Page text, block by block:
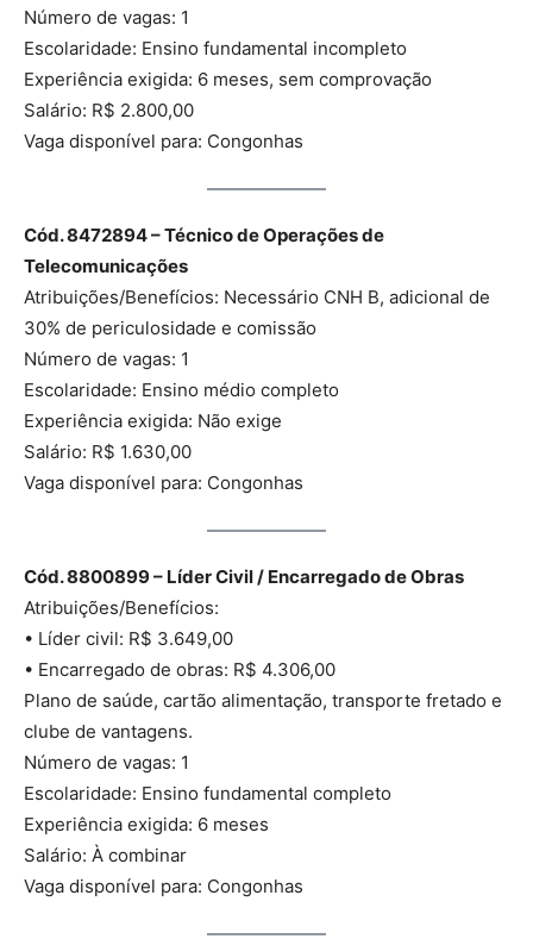
Número de vagas: 1
Escolaridade: Ensino fundamental incompleto
Experiência exigida: 6 meses, sem comprovação
Salário: R$ 2.800,00
Vaga disponível para: Congonhas
Cód. 8472894 – Técnico de Operações de
Telecomunicações
Atribuições/Benefícios: Necessário CNH B, adicional de
30% de periculosidade e comissão
Número de vagas: 1
Escolaridade: Ensino médio completo
Experiência exigida: Não exige
Salário: R$ 1.630,00
Vaga disponível para: Congonhas
Cód. 8800899 – Líder Civil / Encarregado de Obras
Atribuições/Benefícios:
• Líder civil: R$ 3.649,00
• Encarregado de obras: R$ 4.306,00
Plano de saúde, cartão alimentação, transporte fretado e
clube de vantagens.
Número de vagas: 1
Escolaridade: Ensino fundamental completo
Experiência exigida: 6 meses
Salário: À combinar
Vaga disponível para: Congonhas